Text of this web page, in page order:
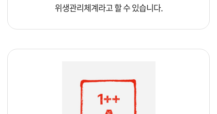
위생관리체계라고 할 수 있습니다.